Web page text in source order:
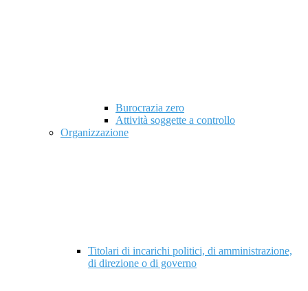
Burocrazia zero
Attività soggette a controllo
Organizzazione
Titolari di incarichi politici, di amministrazione,
di direzione o di governo